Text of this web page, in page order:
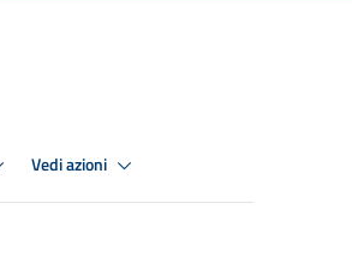
Vedi azioni